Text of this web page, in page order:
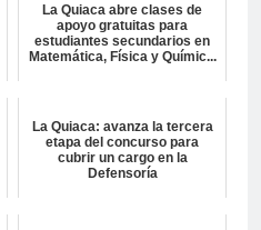
La Quiaca abre clases de
apoyo gratuitas para
estudiantes secundarios en
Matemática, Física y Químic...
La Quiaca: avanza la tercera
etapa del concurso para
cubrir un cargo en la
Defensoría